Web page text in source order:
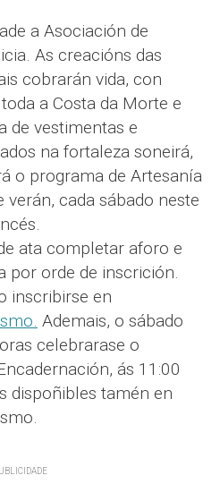
a Asociación de
As creacións das
cobrarán vida, con
a Costa da Morte e
de vestimentas e
na fortaleza soneirá,
o programa de Artesanía
verán, cada sábado neste
ata completar aforo e
por orde de inscrición.
inscribirse en
Ademais, o sábado
celebrarase o
ás 11:00
dispoñibles tamén en